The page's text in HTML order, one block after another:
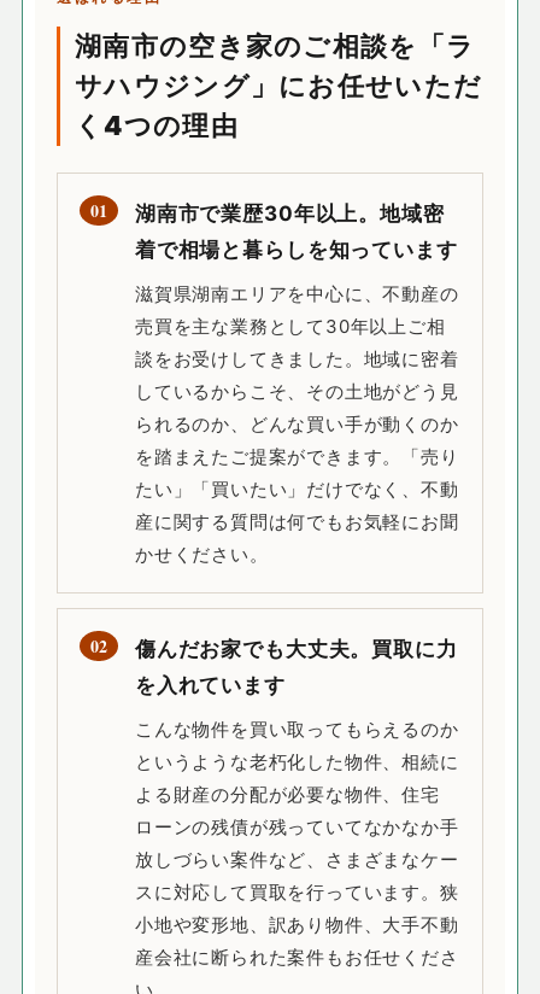
湖南市の空き家のご相談を「ラ
サハウジング」にお任せいただ
く4つの理由
01
湖南市で業歴30年以上。地域密
着で相場と暮らしを知っています
滋賀県湖南エリアを中心に、不動産の
売買を主な業務として30年以上ご相
談をお受けしてきました。地域に密着
しているからこそ、その土地がどう見
られるのか、どんな買い手が動くのか
を踏まえたご提案ができます。「売り
たい」「買いたい」だけでなく、不動
産に関する質問は何でもお気軽にお聞
かせください。
02
傷んだお家でも大丈夫。買取に力
を入れています
こんな物件を買い取ってもらえるのか
というような老朽化した物件、相続に
よる財産の分配が必要な物件、住宅
ローンの残債が残っていてなかなか手
放しづらい案件など、さまざまなケー
スに対応して買取を行っています。狭
小地や変形地、訳あり物件、大手不動
産会社に断られた案件もお任せくださ
い。